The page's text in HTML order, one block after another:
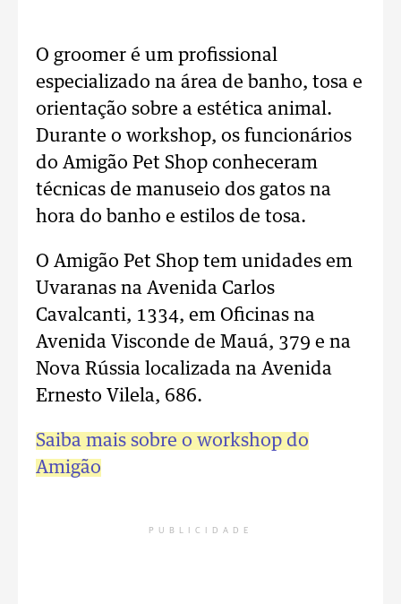
O groomer é um profissional
especializado na área de banho, tosa e
orientação sobre a estética animal.
Durante o workshop, os funcionários
do Amigão Pet Shop conheceram
técnicas de manuseio dos gatos na
hora do banho e estilos de tosa.
O Amigão Pet Shop tem unidades em
Uvaranas na Avenida Carlos
Cavalcanti, 1334, em Oficinas na
Avenida Visconde de Mauá, 379 e na
Nova Rússia localizada na Avenida
Ernesto Vilela, 686.
Saiba mais sobre o workshop do
Amigão
PUBLICIDADE